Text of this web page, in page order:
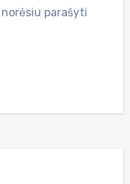
parašyti